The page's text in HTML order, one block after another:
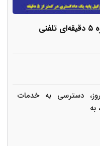
دسترسی به خدمات